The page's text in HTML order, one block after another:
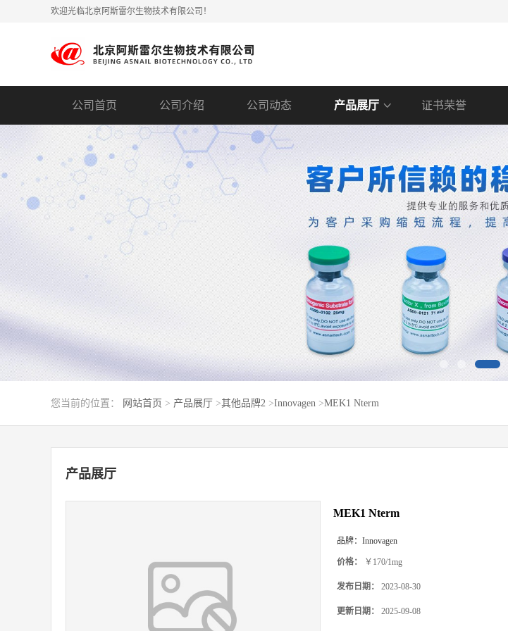
欢迎光临北京阿斯雷尔生物技术有限公司！
公司首页 公司介绍 公司动态 产品展厅 证书荣誉
您当前的位置： 网站首页 > 产品展厅 >其他品牌2 >Innovagen >MEK1 Nterm
产品展厅
MEK1 Nterm
品牌： Innovagen
价格： ￥170/1mg
发布日期： 2023-08-30
更新日期： 2025-09-08